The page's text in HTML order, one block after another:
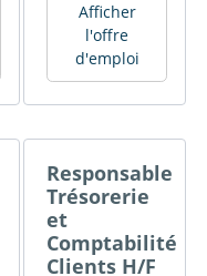
Afficher
l'offre
d'emploi
Responsable
Trésorerie
et
Comptabilité
Clients H/F